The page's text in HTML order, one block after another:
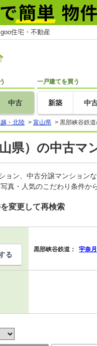
住宅・不動産
中古
一戸建てを買う
新築 中
・北陸 > 富山県 > 黒部峡谷鉄
県）の中古マ
ョン、中古分譲マンション
真・人気のこだわり条件か
変更して再検索
黒部峡谷鉄道： 宇奈月
る